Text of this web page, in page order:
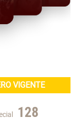
VIGENTE
128